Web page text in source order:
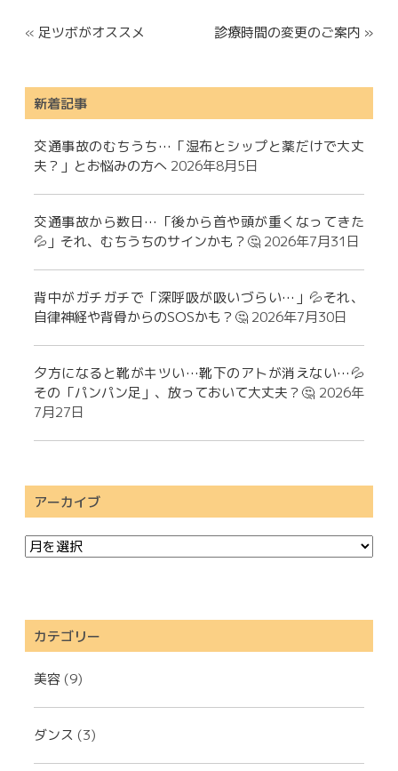
«足ツボがオススメ 診療時間の変更のご案内 »
新着記事
交通事故のむちうち…「湿布とシップと薬だけで大丈
夫？」とお悩みの方へ 2026年8月5日
交通事故から数日…「後から首や頭が重くなってきた
💦」それ、むちうちのサインかも？🤔 2026年7月31日
背中がガチガチで「深呼吸が吸いづらい…」💦それ、
自律神経や背骨からのSOSかも？🤔 2026年7月30日
夕方になると靴がキツい…靴下のアトが消えない…💦
その「パンパン足」、放っておいて大丈夫？🤔 2026年
7月27日
アーカイブ
カテゴリー
美容 (9)
ダンス (3)